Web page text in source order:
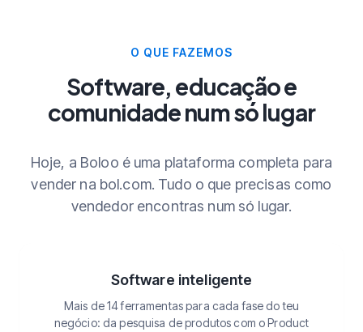
O QUE FAZEMOS
Software, educação e
comunidade num só lugar
Hoje, a Boloo é uma plataforma completa para
vender na bol.com. Tudo o que precisas como
vendedor encontras num só lugar.
Software inteligente
Mais de 14 ferramentas para cada fase do teu
negócio: da pesquisa de produtos com o Product